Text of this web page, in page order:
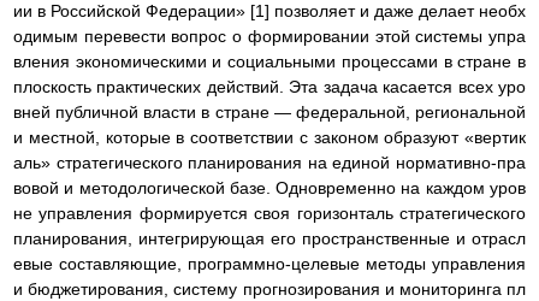
ии в Российской Федерации» [1] позволяет и даже делает необх
одимым перевести вопрос о формировании этой системы упра
вления экономическими и социальными процессами в стране в
плоскость практических действий. Эта задача касается всех уро
вней публичной власти в стране — федеральной, региональной
и местной, которые в соответствии с законом образуют «вертик
аль» стратегического планирования на единой нормативно-пра
вовой и методологической базе. Одновременно на каждом уров
не управления формируется своя горизонталь стратегического
планирования, интегрирующая его пространственные и отрасл
евые составляющие, программно-целевые методы управления
и бюджетирования, систему прогнозирования и мониторинга пл